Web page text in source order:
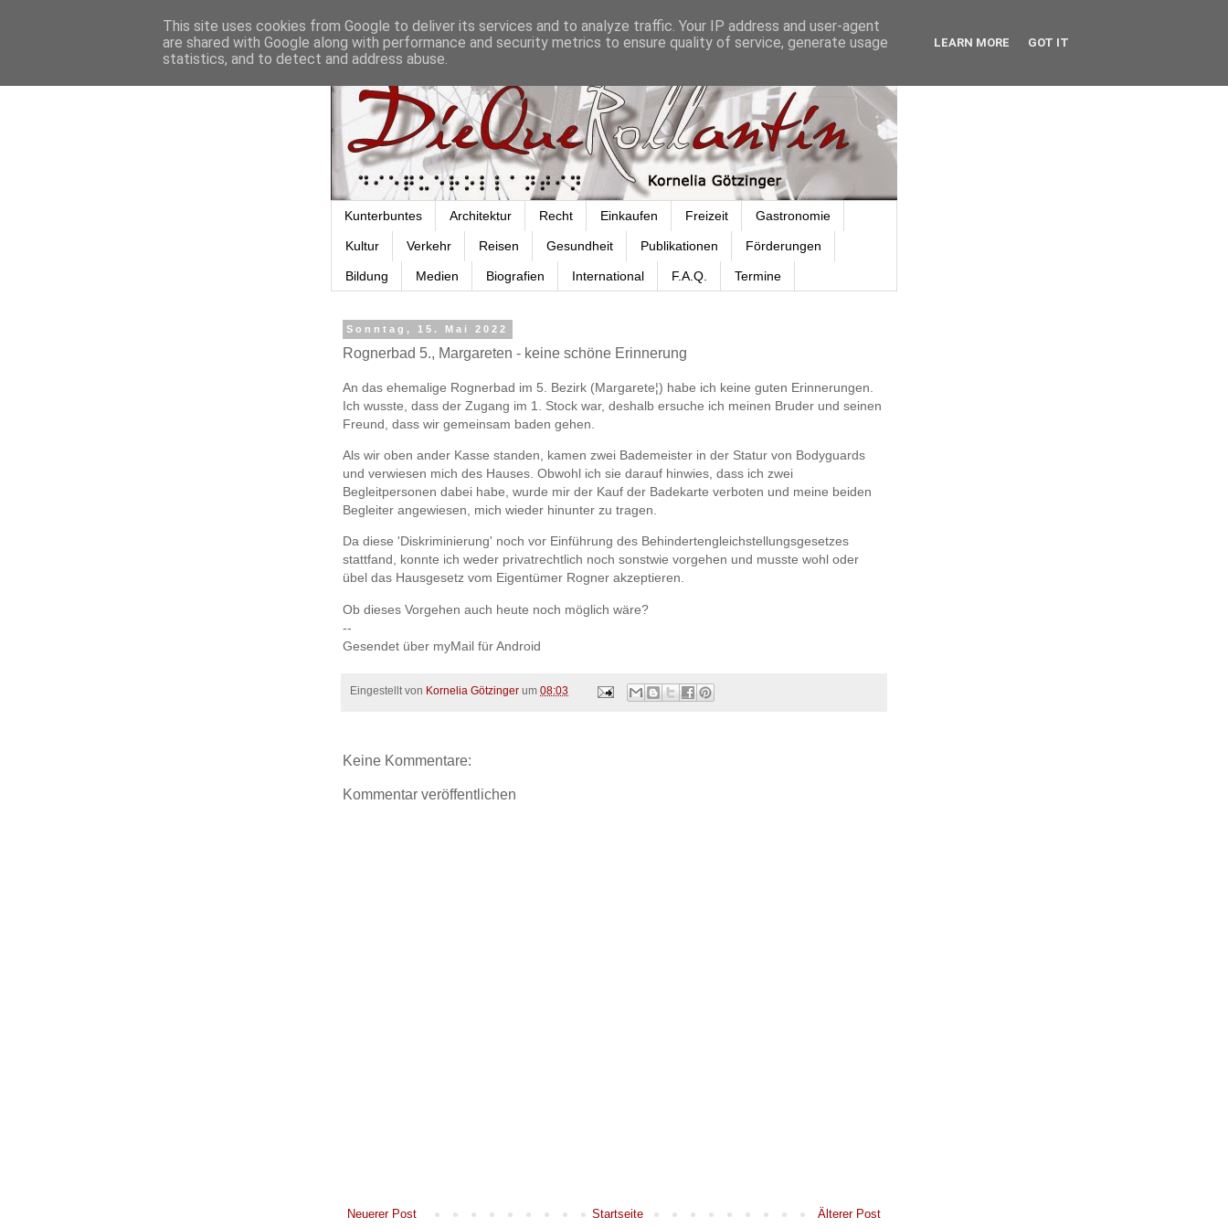
Kunterbuntes Architektur Recht Einkaufen Freizeit Gastronomie
Kultur Verkehr Reisen Gesundheit Publikationen Förderungen
Bildung Medien Biografien International F.A.Q. Termine
Sonntag, 15. Mai 2022
Rognerbad 5., Margareten - keine schöne Erinnerung
An das ehemalige Rognerbad im 5. Bezirk (Margarete¦) habe ich keine guten Erinnerungen.
Ich wusste, dass der Zugang im 1. Stock war, deshalb ersuche ich meinen Bruder und seinen
Freund, dass wir gemeinsam baden gehen.
Als wir oben ander Kasse standen, kamen zwei Bademeister in der Statur von Bodyguards
und verwiesen mich des Hauses. Obwohl ich sie darauf hinwies, dass ich zwei
Begleitpersonen dabei habe, wurde mir der Kauf der Badekarte verboten und meine beiden
Begleiter angewiesen, mich wieder hinunter zu tragen.
Da diese 'Diskriminierung' noch vor Einführung des Behindertengleichstellungsgesetzes
stattfand, konnte ich weder privatrechtlich noch sonstwie vorgehen und musste wohl oder
übel das Hausgesetz vom Eigentümer Rogner akzeptieren.
Ob dieses Vorgehen auch heute noch möglich wäre?
--
Gesendet über myMail für Android
Eingestellt von Kornelia Götzinger um 08:03
Keine Kommentare:
Kommentar veröffentlichen
Neuerer Post Älterer Post
Startseite
This site uses cookies from Google to deliver its services and to analyze traffic. Your IP address and user-agent
are shared with Google along with performance and security metrics to ensure quality of service, generate usage
statistics, and to detect and address abuse.
LEARN MORE GOT IT